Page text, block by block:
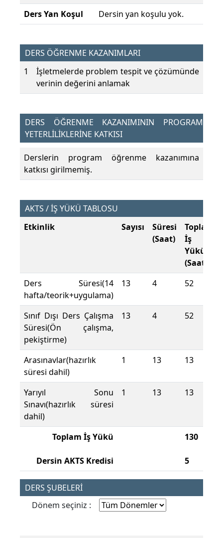
Ders Yan Koşul
Dersin yan koşulu yok.
DERS ÖĞRENME KAZANIMLARI
1
İşletmelerde problem tespit ve çözümünde
verinin değerini anlamak
DERS ÖĞRENME KAZANIMININ PROGRAM
YETERLİLİKLERİNE KATKISI
Derslerin program öğrenme kazanımına
katkısı girilmemiş.
AKTS / İŞ YÜKÜ TABLOSU
Etkinlik
Sayısı
Süresi
(Saat)
Toplam
İş
Yükü
(Saat)
Ders Süresi(14
hafta/teorik+uygulama)
13 4 52
Sınıf Dışı Ders Çalışma
Süresi(Ön çalışma,
pekiştirme)
13 4 52
Arasınavlar(hazırlık
süresi dahil)
1 13 13
Yarıyıl Sonu
Sınavı(hazırlık süresi
dahil)
1 13 13
Toplam İş Yükü
Dersin AKTS Kredisi
130
5
DERS ŞUBELERİ
Dönem seçiniz :